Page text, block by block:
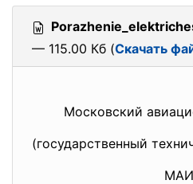
— 115.00 Кб (Скачать
Московский
(государственный
МАИ